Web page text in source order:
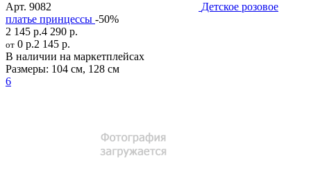
Арт. 9082
Детское розовое
платье принцессы -50%
2 145 р.4 290 р.
от 0 р.2 145 р.
В наличии на маркетплейсах
Размеры: 104 см, 128 см
6